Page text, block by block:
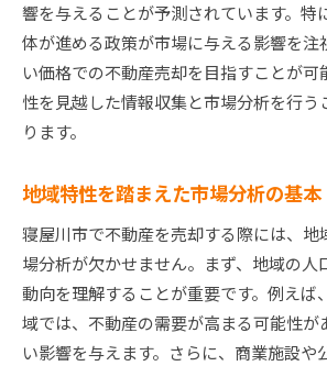
物件の魅力を伝える効果的な
グ
地域特性を活かした物件のア
バーチャルツアーを活用した
競争を制する寝屋川市不動産売却交
売り手有利に交渉を進めるた
交渉の場で効果的なコミュニ
価格交渉を成功させるための
契約条件を最適化するための
響を与えることが予測されています。特
体が進める政策が市場に与える影響を注
い価格での不動産売却を目指すことが可
性を見越した情報収集と市場分析を行う
ります。
地域特性を踏まえた市場分析の基本
寝屋川市で不動産を売却する際には、地
場分析が欠かせません。まず、地域の人
動向を理解することが重要です。例えば
域では、不動産の需要が高まる可能性が
い影響を与えます。さらに、商業施設や